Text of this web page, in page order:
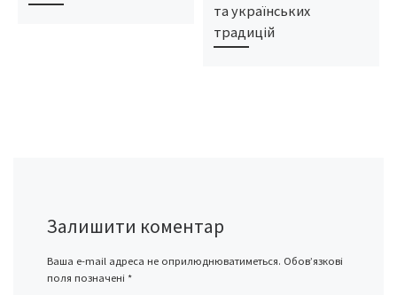
та українських
традицій
Залишити коментар
Ваша e-mail адреса не оприлюднюватиметься. Обов’язкові
поля позначені *